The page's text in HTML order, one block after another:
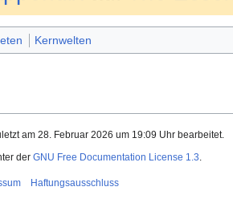
Kernwelten
am 28. Februar 2026 um 19:09 Uhr bearbeitet.
der GNU Free Documentation License 1.3
Haftungsausschluss